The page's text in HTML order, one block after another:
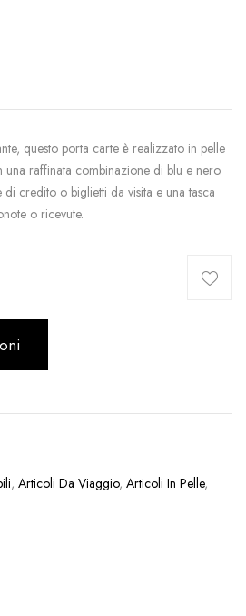
questo porta carte è realizzato in pelle
raffinata combinazione di blu e nero.
di credito o biglietti da visita e una tasca
o ricevute.
, Articoli Da Viaggio, Articoli In Pelle,